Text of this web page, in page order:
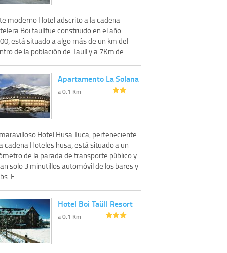
moderno Hotel adscrito a la cadena
Boi taullfue construido en el año
está situado a algo más de un km del
de la población de Taull y a 7Km de ...
Apartamento La Solana
a 0.1 Km
Hotel Husa Tuca, perteneciente
cadena Hoteles husa, está situado a un
de la parada de transporte público y
solo 3 minutillos automóvil de los bares y
E...
Hotel Boi Taüll Resort
a 0.1 Km